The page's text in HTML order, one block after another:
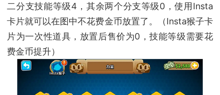
二分支技能等级4，其余两个分支等级0，使用Insta
卡片就可以在图中不花费金币放置了。（Insta猴子卡
片为一次性道具，放置后售价为0，技能等级需要花
费金币提升）